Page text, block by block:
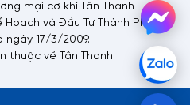
mại cơ khí Tân Thanh
Hoạch và Đầu Tư Thành Phố Hồ
ngày 17/3/2009.
thuộc về Tân Thanh.